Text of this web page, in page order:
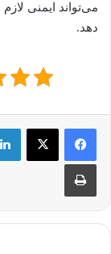
می‌تواند ایمنی
دهد.
چاپ